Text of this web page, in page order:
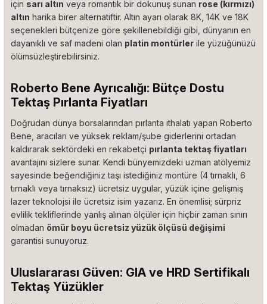
için sarı altın veya romantik bir dokunuş sunan rose (kırmızı)
altın harika birer alternatiftir. Altın ayarı olarak 8K, 14K ve 18K
seçenekleri bütçenize göre şekillenebildiği gibi, dünyanın en
dayanıklı ve saf madeni olan platin montürler ile yüzüğünüzü
ölümsüzleştirebilirsiniz.
Roberto Bene Ayrıcalığı: Bütçe Dostu
Tektaş Pırlanta Fiyatları
Doğrudan dünya borsalarından pırlanta ithalatı yapan Roberto
Bene, aracıları ve yüksek reklam/şube giderlerini ortadan
kaldırarak sektördeki en rekabetçi pırlanta tektaş fiyatları
avantajını sizlere sunar. Kendi bünyemizdeki uzman atölyemiz
sayesinde beğendiğiniz taşı istediğiniz montüre (4 tırnaklı, 6
tırnaklı veya tırnaksız) ücretsiz uygular, yüzük içine gelişmiş
lazer teknolojsi ile ücretsiz isim yazarız. En önemlisi; sürpriz
evlilik tekliflerinde yanlış alınan ölçüler için hiçbir zaman sınırı
olmadan ömür boyu ücretsiz yüzük ölçüsü değişimi
garantisi sunuyoruz.
Uluslararası Güven: GIA ve HRD Sertifikalı
Tektaş Yüzükler